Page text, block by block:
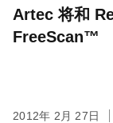
Artec 将和
FreeScan™
2012年 2月 27日